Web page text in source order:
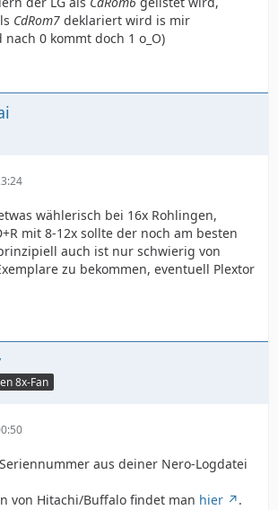
CdRom7 deklariert wird is mir
0 kommt doch 1 o_O)
wählerisch bei 16x Rohlingen,
mit 8-12x sollte der noch am besten
auch ist nur schwierig von
zu bekommen, eventuell Plextor
8x-Fan
aus deiner Nero-Logdatei
von Hitachi/Buffalo findet man hier
.